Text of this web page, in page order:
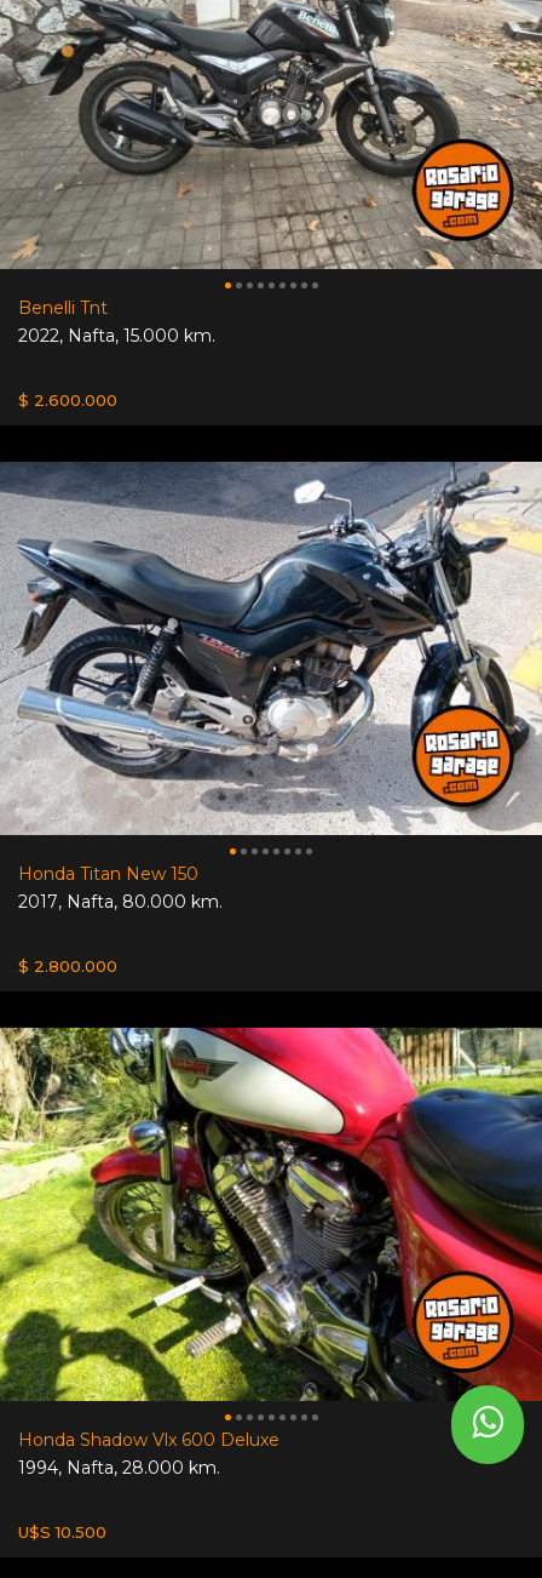
Benelli Tnt
2022, Nafta, 15.000 km.
$ 2.600.000
Honda Titan New 150
2017, Nafta, 80.000 km.
$ 2.800.000
Honda Shadow Vlx 600 Deluxe
1994, Nafta, 28.000 km.
U$S 10.500